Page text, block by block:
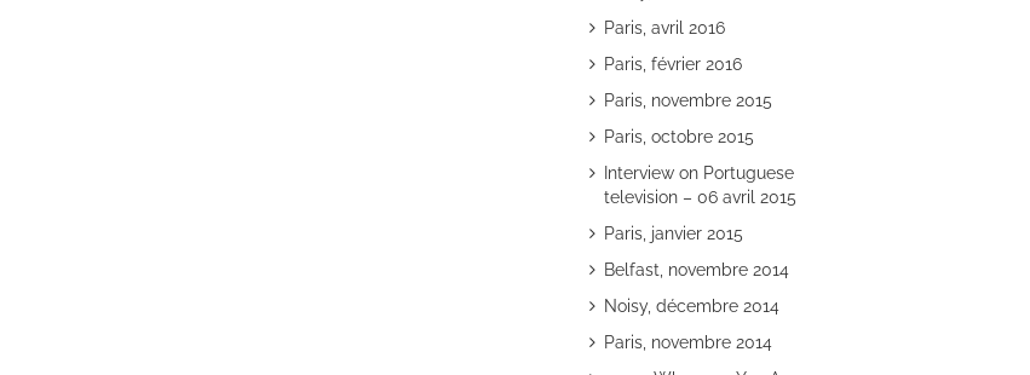
Paris, avril 2016
Paris, février 2016
Paris, novembre 2015
Paris, octobre 2015
Interview on Portuguese
television – 06 avril 2015
Paris, janvier 2015
Belfast, novembre 2014
Noisy, décembre 2014
Paris, novembre 2014